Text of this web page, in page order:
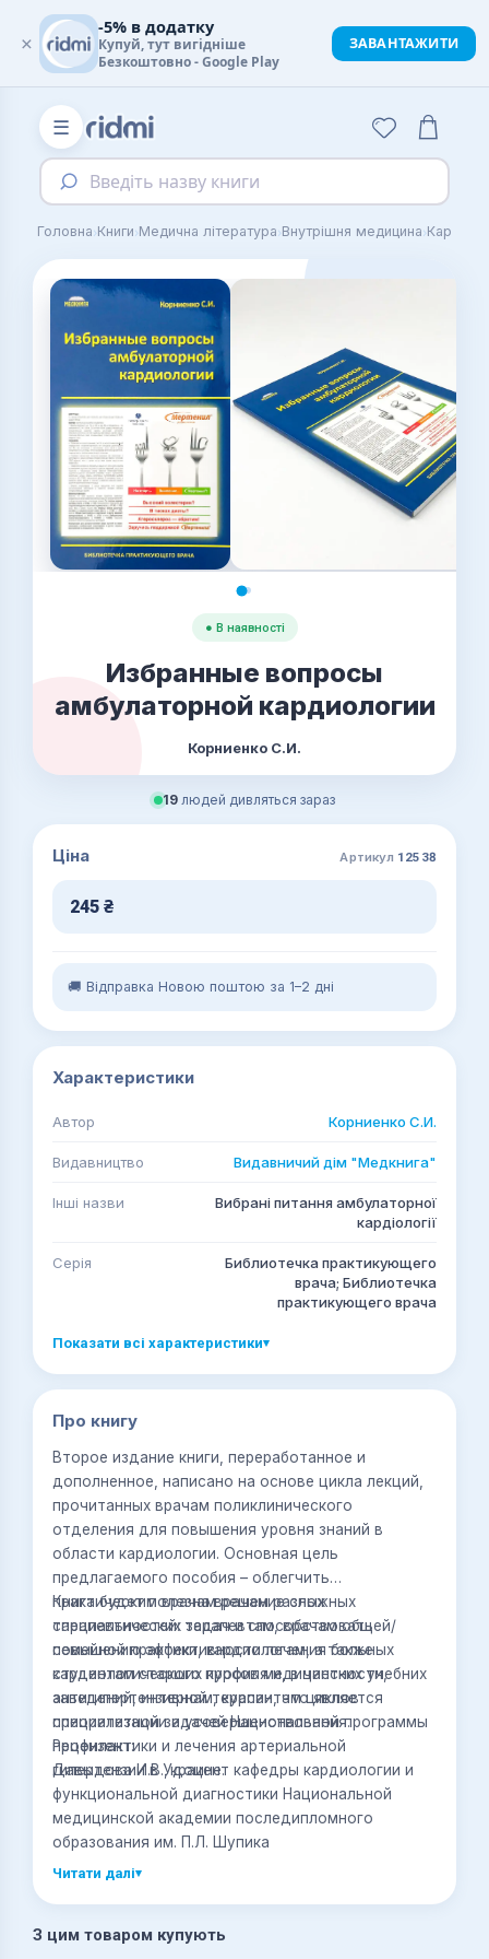
☰
Введіть назву книги
Головна›Книги›Медична література›Внутрішня медицина›
● В наявності
Избранные вопросы
амбулаторной кардиологии
Корниенко С.И.
19 людей дивляться зараз
Ціна Артикул 12538
245 ₴
🚚 Відправка Новою поштою за 1–2 дні
Характеристики
Автор Корниенко С.И.
Видавництво Видавничий дім "Медкнига"
Інші назви
Вибрані питання амбулаторної
кардіології
Серія
Библиотечка практикующего
врача; Библиотечка
практикующего врача
Показати всі характеристики▾
Про книгу
Второе издание книги, переработанное и
дополненное, написано на основе цикла лекций,
прочитанных врачам поликлинического
отделения для повышения уровня знаний в
области кардиологии. Основная цель
предлагаемого пособия – облегчить
практическим врачам решение сложных
тарапевтических задач и способствовать
повышению эффективности лечения больных
кардиологического профиля и, в частности,
антигипертензивной терапии, что является
приоритетной задачей Национальной программы
профилактики и лечения артериальной
гипертензии в Украине.
Книга будет полезна врачам разных
специальностей: терапевтам, врачам общей/
семейной практики, кардиологам, а также
студентам старших курсов медицинских учебних
заведений, интернам, курсантам циклов
специализации и усовершенствования.
Рецензент:
Давыдова И.В., доцент кафедры кардиологии и
функциональной диагностики Национальной
медицинской академии последипломного
образования им. П.Л. Шупика
Читати далі▾
З цим товаром купують
×
-5% в додатку
Купуй, тут вигідніше
Безкоштовно - Google Play
ЗАВАНТАЖИТИ